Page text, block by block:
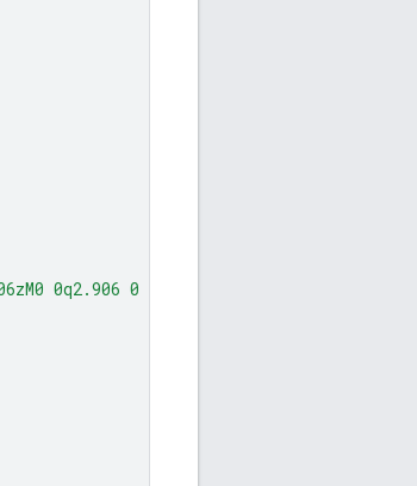
0q2.906 0 4.945 2.039t2.039